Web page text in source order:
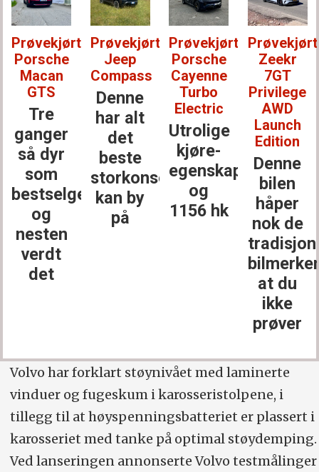
Prøvekjørt:
Porsche
Macan
GTS
Tre
ganger
så dyr
som
bestselgerne
og
nesten
verdt
det
Prøvekjørt:
Jeep
Compass
Denne
har alt
det
beste
storkonsernet
kan by
på
Prøvekjørt:
Porsche
Cayenne
Turbo
Electric
Utrolige
kjøre­
egenskaper
og
1156 hk
Zeekr
7GT
Privilege
AWD
Launch
Edition
Denne
bilen
håper
nok de
at du
ikke
prøver
Volvo har forklart støynivået med laminerte
vinduer og fugeskum i karosseri­stolpene, i
tillegg til at høyspenningsbatteriet er plassert i
karosseriet med tanke på optimal støydemping.
Ved lanseringen annonserte Volvo testmålinger